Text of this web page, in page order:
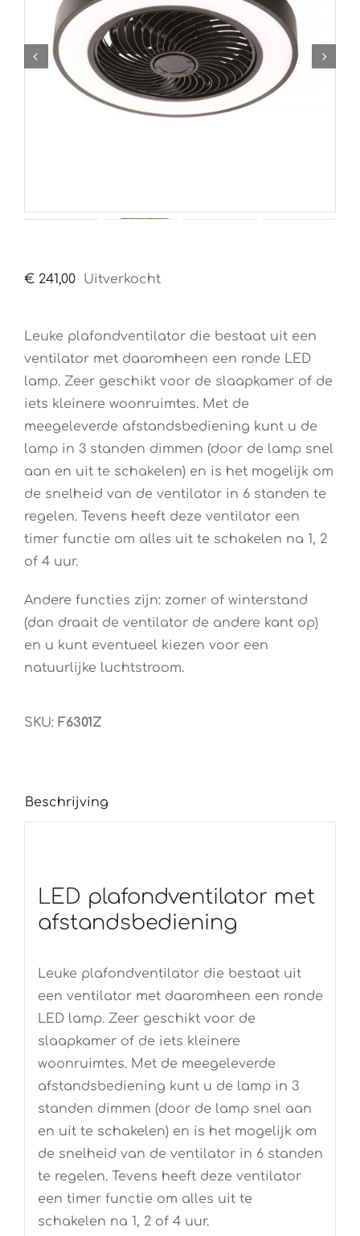
€ 241,00 Uitverkocht
Leuke plafondventilator die bestaat uit een
ventilator met daaromheen een ronde LED
lamp. Zeer geschikt voor de slaapkamer of de
iets kleinere woonruimtes. Met de
meegeleverde afstandsbediening kunt u de
lamp in 3 standen dimmen (door de lamp snel
aan en uit te schakelen) en is het mogelijk om
de snelheid van de ventilator in 6 standen te
regelen. Tevens heeft deze ventilator een
timer functie om alles uit te schakelen na 1, 2
of 4 uur.
Andere functies zijn: zomer of winterstand
(dan draait de ventilator de andere kant op)
en u kunt eventueel kiezen voor een
natuurlijke luchtstroom.
SKU: F6301Z
Beschrijving
LED plafondventilator met
afstandsbediening
Leuke plafondventilator die bestaat uit
een ventilator met daaromheen een ronde
LED lamp. Zeer geschikt voor de
slaapkamer of de iets kleinere
woonruimtes. Met de meegeleverde
afstandsbediening kunt u de lamp in 3
standen dimmen (door de lamp snel aan
en uit te schakelen) en is het mogelijk om
de snelheid van de ventilator in 6 standen
te regelen. Tevens heeft deze ventilator
een timer functie om alles uit te
schakelen na 1, 2 of 4 uur.